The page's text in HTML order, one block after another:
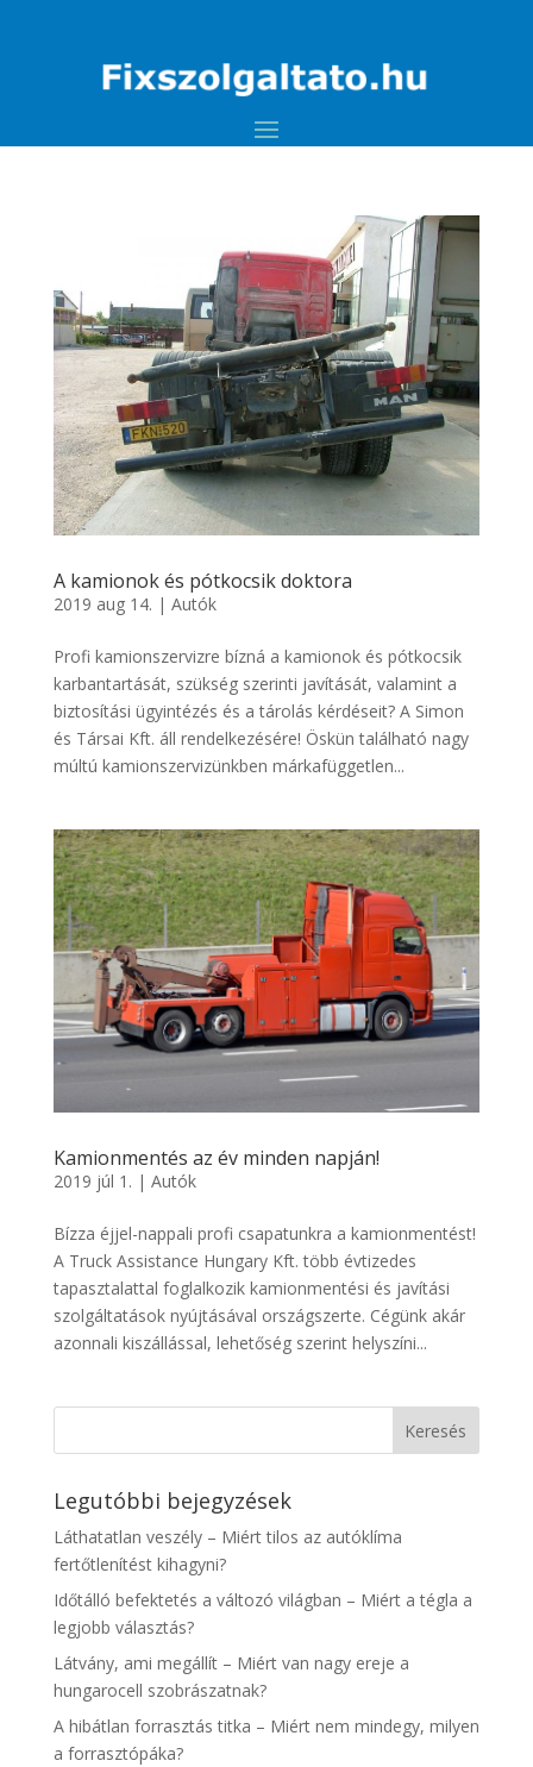
A kamionok és pótkocsik doktora
2019 aug 14. | Autók
Profi kamionszervizre bízná a kamionok és pótkocsik
karbantartását, szükség szerinti javítását, valamint a
biztosítási ügyintézés és a tárolás kérdéseit? A Simon
és Társai Kft. áll rendelkezésére! Öskün található nagy
múltú kamionszervizünkben márkafüggetlen...
Kamionmentés az év minden napján!
2019 júl 1. | Autók
Bízza éjjel-nappali profi csapatunkra a kamionmentést!
A Truck Assistance Hungary Kft. több évtizedes
tapasztalattal foglalkozik kamionmentési és javítási
szolgáltatások nyújtásával országszerte. Cégünk akár
azonnali kiszállással, lehetőség szerint helyszíni...
Legutóbbi bejegyzések
Láthatatlan veszély – Miért tilos az autóklíma
fertőtlenítést kihagyni?
Időtálló befektetés a változó világban – Miért a tégla a
legjobb választás?
Látvány, ami megállít – Miért van nagy ereje a
hungarocell szobrászatnak?
A hibátlan forrasztás titka – Miért nem mindegy, milyen
a forrasztópáka?